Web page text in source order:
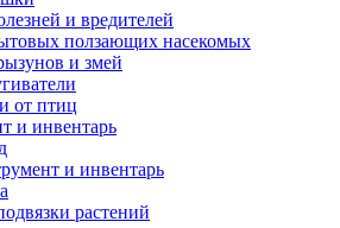
и вредителей
ползающих насекомых
и змей
от птиц
и инвентарь
и инвентарь
растений